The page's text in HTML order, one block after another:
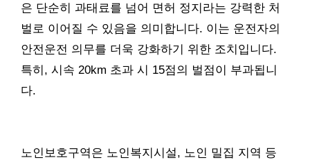
은 단순히 과태료를 넘어 면허 정지라는 강력한 처
벌로 이어질 수 있음을 의미합니다. 이는 운전자의
안전운전 의무를 더욱 강화하기 위한 조치입니다.
특히, 시속 20km 초과 시 15점의 벌점이 부과됩니
다.
노인보호구역은 노인복지시설, 노인 밀집 지역 등